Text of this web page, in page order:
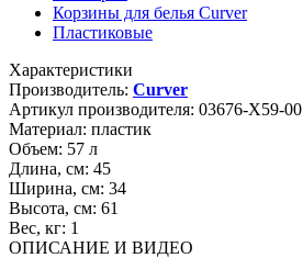
Корзины для белья Curver
Пластиковые
Характеристики
Производитель: Curver
Артикул производителя: 03676-X59-00
Материал: пластик
Объем: 57 л
Длина, см: 45
Ширина, см: 34
Высота, см: 61
Вес, кг: 1
ОПИСАНИЕ И ВИДЕО